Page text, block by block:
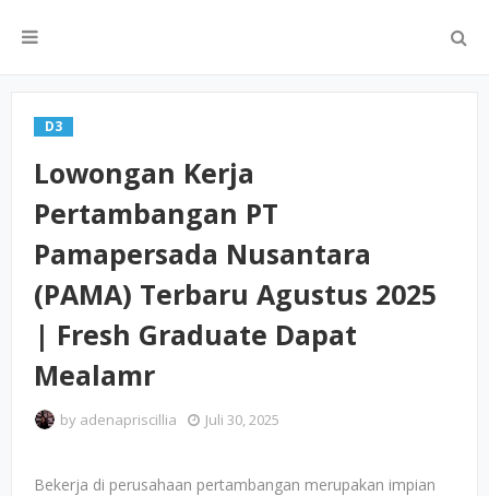
D3
Lowongan Kerja
Pertambangan PT
Pamapersada Nusantara
(PAMA) Terbaru Agustus 2025
| Fresh Graduate Dapat
Mealamr
by adenapriscillia Juli 30, 2025
Bekerja di perusahaan pertambangan merupakan impian